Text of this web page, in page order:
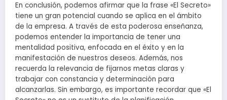
En conclusión, podemos afirmar que la frase «El Secreto»
tiene un gran potencial cuando se aplica en el ámbito
de la empresa. A través de esta poderosa enseñanza,
podemos entender la importancia de tener una
mentalidad positiva, enfocada en el éxito y en la
manifestación de nuestros deseos. Además, nos
recuerda la relevancia de fijarnos metas claras y
trabajar con constancia y determinación para
alcanzarlas. Sin embargo, es importante recordar que «El